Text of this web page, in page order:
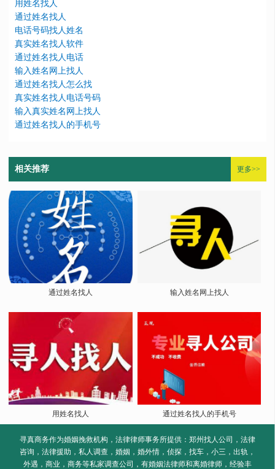
用姓名找人
通过姓名找人
电话号码找人姓名
真实姓名找人软件
通过姓名找人电话
输入姓名网上找人
通过姓名找人怎么找
真实姓名找人电话号码
输入真实姓名网上找人
通过姓名找人的手机号
相关推荐 更多>>
通过姓名找人 输入姓名网上找人
用姓名找人 通过姓名找人的手机号
寻真商务作为婚姻挽救机构，法律律师事务所提供：郑州找人公司，法律
咨询，法律援助，私人调查，婚姻，婚外情，侦探，找车，小三，出轨，
外遇，商业，商务等私家调查公司，有婚姻法律师和离婚律师，经验丰